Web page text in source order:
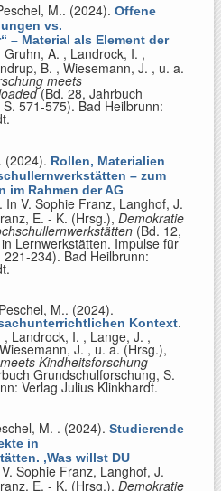
M.. (2024). Offene
vs.
– Material als Element der
Gruhn, A. , Landrock, I. ,
B. , Wiesemann, J. , u. a.
meets
(Bd. 28, Jahrbuch
571-575). Bad Heilbrunn:
. (2024). Rollen, Materialien
– zum
im Rahmen der AG
. In V. Sophie Franz, Langhof, J.
E. - K. (Hrsg.), Demokratie
(Bd. 12,
Lernwerkstätten. Impulse für
234). Bad Heilbrunn:
M.. (2024).
Kontext.
Landrock, I. , Lange, J. ,
J. , u. a. (Hrsg.),
Kindheitsforschung
Grundschulforschung, S.
Verlag Julius Klinkhardt.
M. . (2024). Studierende
in
‚Was willst DU
V. Sophie Franz, Langhof, J.
E. - K. (Hrsg.), Demokratie